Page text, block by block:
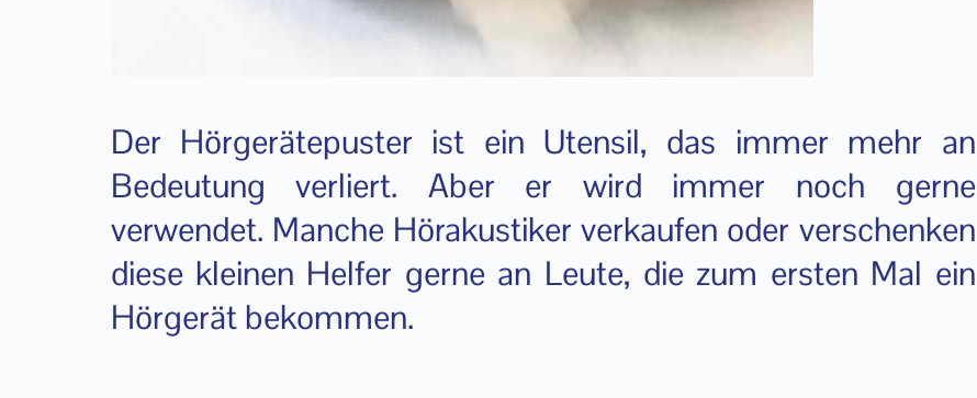
Der Hörgerätepuster ist ein Utensil, das immer mehr an
Bedeutung verliert. Aber er wird immer noch gerne
verwendet. Manche Hörakustiker verkaufen oder verschenken
diese kleinen Helfer gerne an Leute, die zum ersten Mal ein
Hörgerät bekommen.